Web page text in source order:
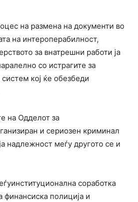
на размена на документи во
на интероперабилност,
за внатрешни работи ја
со истрагите за
кој ќе обезбеди
на Одделот за
и сериозен криминал
надлежност меѓу другото се и
соработка
финансиска полиција и